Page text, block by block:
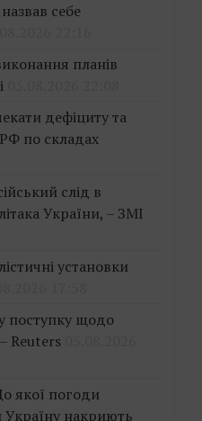
себе
планів
дефіциту та
по складах
слід в
України, – ЗМІ
установки
поступку щодо
Reuters
якої погоди
Україну накриють